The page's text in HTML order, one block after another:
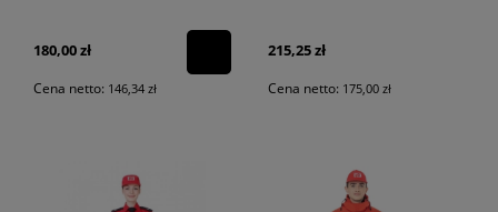
180,00 zł
Cena netto: 146,34 zł
215,25 zł
Cena netto: 175,00 zł